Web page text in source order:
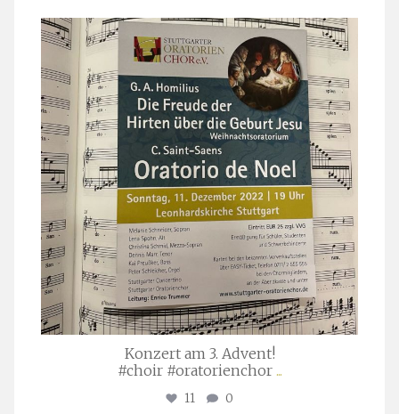
stuttgarter_oratorienchor
Nov. 29
Konzert am 3. Advent!
#choir #oratorienchor ...
11 0